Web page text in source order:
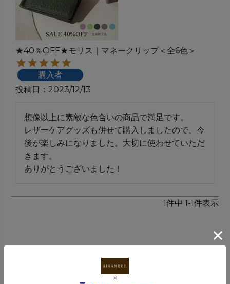
★40％OFF★モリス｜マネークリップ＜全6色＞
購入者
投稿日
2023/12/13
想像以上に素敵な色合いの商品で満足です。
レザーケアグッズも併せて購入しましたので、今
後が楽しみになりました。大切に使わせていただ
きます。
ありがとうございました！
1件中 1 -1件表示
INFORMATION